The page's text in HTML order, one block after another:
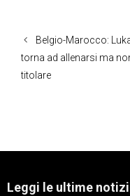
Belgio-Marocco:
torna ad allenarsi ma
titolare
Leggi le ultime